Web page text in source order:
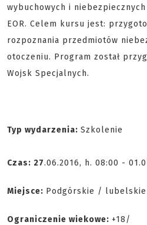
wybuchowych i
EOR. Celem kursu jest:
rozpoznania przedmiotów
otoczeniu. Program został
Wojsk Specjalnych.
Typ wydarzenia: Szkolenie
Czas: 27.06.2016, h. 08:00 -
Miejsce: Podgórskie / lubelskie
Ograniczenie wiekowe: +18/